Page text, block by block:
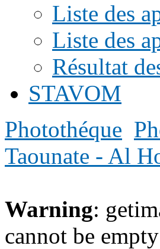
Liste des
Liste des
Résultat
STAVOM
Photothéque
Taounate - Al
Warning:
cannot be